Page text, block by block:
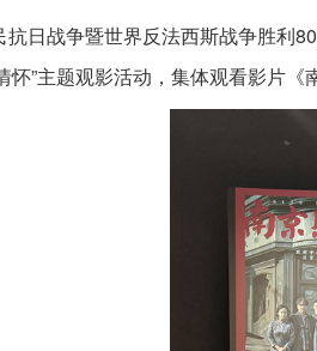
战争暨世界反法西斯战争胜利80
怀”主题观影活动，集体观看影片